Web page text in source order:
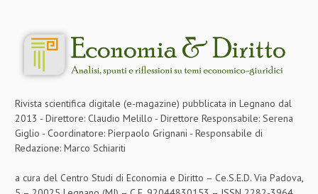
HUMAN RESOURCES
RISORSE UMANE
TREASURY IN FINANCIAL SERVICES
RISK MANAGEMENT
PERSONA E CITTÀ
Rivista scientifica digitale (e-magazine) pubblicata in Legnano dal
2013 - Direttore: Claudio Melillo - Direttore Responsabile: Serena
Giglio - Coordinatore: Pierpaolo Grignani - Responsabile di
Redazione: Marco Schiariti
a cura del Centro Studi di Economia e Diritto – Ce.S.E.D. Via Padova,